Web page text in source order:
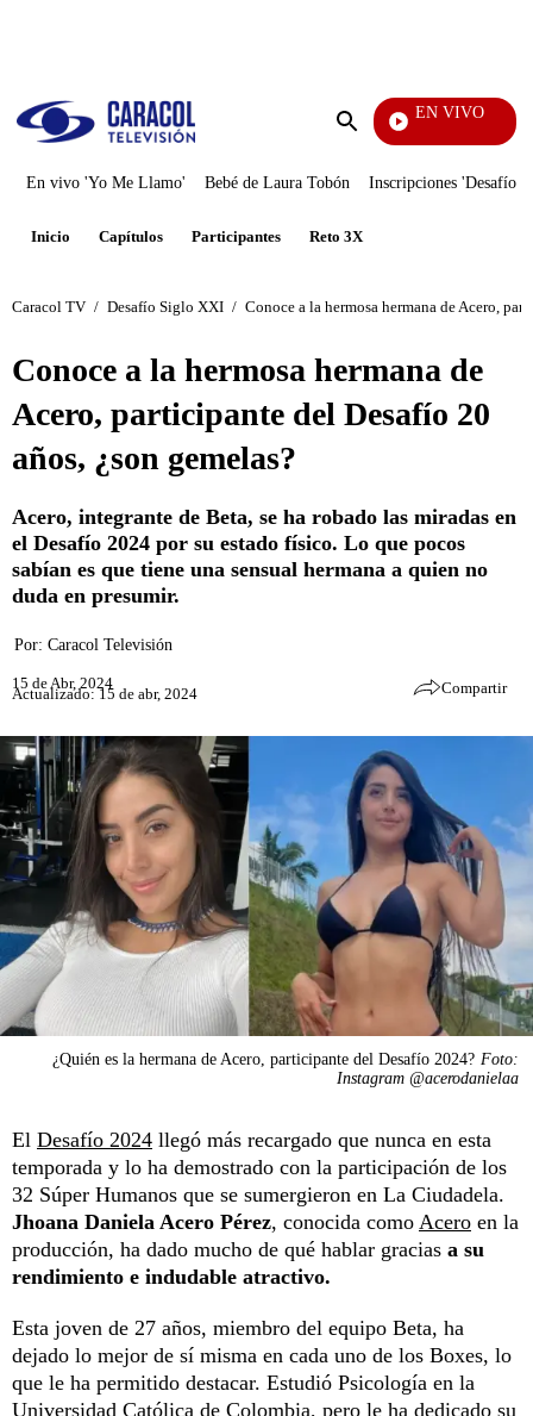
Enviar
EN VIVO
En vivo 'Yo Me Llamo' Bebé de Laura Tobón Inscripciones 'Desafío'
Inicio Capítulos Participantes Reto 3X
Caracol TV / Desafío Siglo XXI / Conoce a la hermosa hermana de Acero,
Conoce a la hermosa hermana de
Acero, participante del Desafío 20
años, ¿son gemelas?
Acero, integrante de Beta, se ha robado las miradas en
el Desafío 2024 por su estado físico. Lo que pocos
sabían es que tiene una sensual hermana a quien no
duda en presumir.
Por: Caracol Televisión
15 de Abr, 2024
Actualizado: 15 de abr, 2024 Compartir
¿Quién es la hermana de Acero, participante del Desafío 2024? Foto:
Instagram @acerodanielaa
El Desafío 2024 llegó más recargado que nunca en esta
temporada y lo ha demostrado con la participación de los
32 Súper Humanos que se sumergieron en La Ciudadela.
Jhoana Daniela Acero Pérez, conocida como Acero en la
producción, ha dado mucho de qué hablar gracias a su
rendimiento e indudable atractivo.
Esta joven de 27 años, miembro del equipo Beta, ha
dejado lo mejor de sí misma en cada uno de los Boxes, lo
que le ha permitido destacar. Estudió Psicología en la
Universidad Católica de Colombia, pero le ha dedicado su